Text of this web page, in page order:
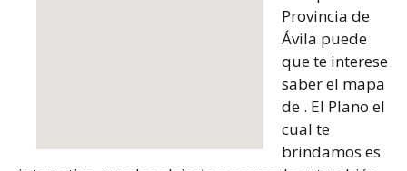
Provincia de
Ávila puede
que te interese
saber el mapa
de . El Plano el
cual te
brindamos es